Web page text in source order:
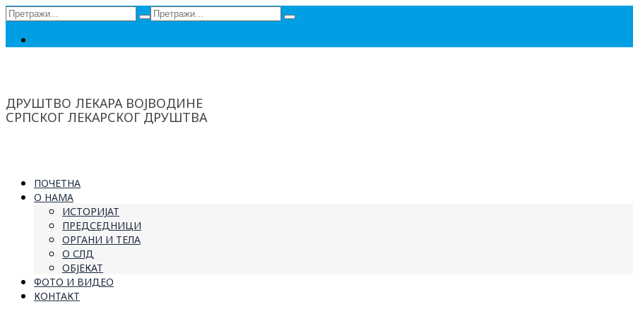
Сеарцх
фор:
Сеарцх
фор:
ДРУШТВО ЛЕКАРА ВОЈВОДИНЕ
СРПСКОГ ЛЕКАРСКОГ ДРУШТВА
ПОЧЕТНА
О НАМА
ИСТОРИЈАТ
ПРЕДСЕДНИЦИ
ОРГАНИ И ТЕЛА
О СЛД
ОБЈЕКАТ
ФОТО И ВИДЕО
КОНТАКТ